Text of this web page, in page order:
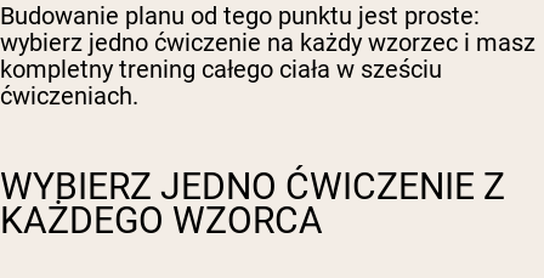
Budowanie planu od tego punktu jest proste:
wybierz jedno ćwiczenie na każdy wzorzec i masz
kompletny trening całego ciała w sześciu
ćwiczeniach.
WYBIERZ JEDNO ĆWICZENIE Z
KAŻDEGO WZORCA